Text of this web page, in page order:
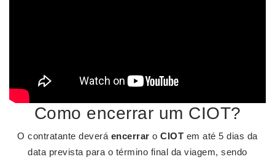
Como encerrar um CIOT?
O contratante deverá encerrar oCIOT em até 5 dias da
data prevista para o término final da viagem, sendo